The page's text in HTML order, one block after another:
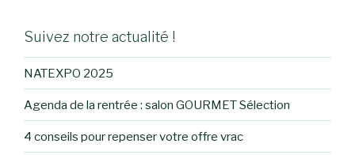
Suivez notre actualité !
NATEXPO 2025
Agenda de la rentrée : salon GOURMET Sélection
4 conseils pour repenser votre offre vrac